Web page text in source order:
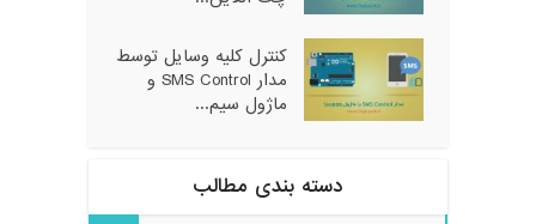
کنترل کلیه وسایل توسط
مدار SMS Control و
ماژول سیم...
دسته بندی مطالب